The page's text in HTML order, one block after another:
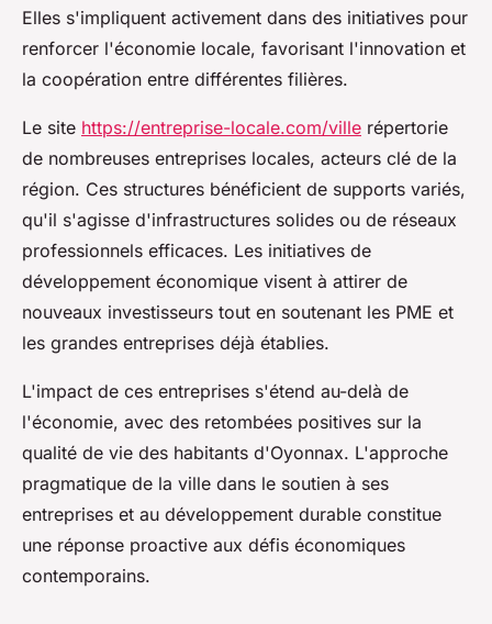
Elles s'impliquent activement dans des initiatives pour
renforcer l'économie locale, favorisant l'innovation et
la coopération entre différentes filières.
Le site https://entreprise-locale.com/ville répertorie
de nombreuses entreprises locales, acteurs clé de la
région. Ces structures bénéficient de supports variés,
qu'il s'agisse d'infrastructures solides ou de réseaux
professionnels efficaces. Les initiatives de
développement économique visent à attirer de
nouveaux investisseurs tout en soutenant les PME et
les grandes entreprises déjà établies.
L'impact de ces entreprises s'étend au-delà de
l'économie, avec des retombées positives sur la
qualité de vie des habitants d'Oyonnax. L'approche
pragmatique de la ville dans le soutien à ses
entreprises et au développement durable constitue
une réponse proactive aux défis économiques
contemporains.